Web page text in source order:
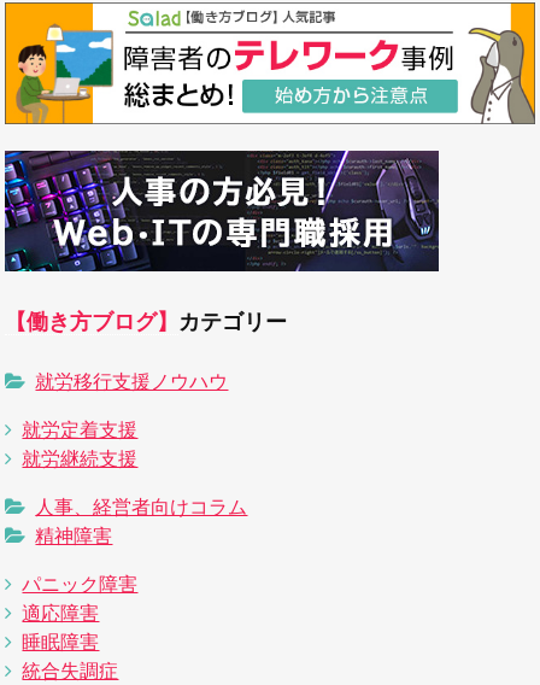
【働き方ブログ】 カテゴリー
就労移行支援ノウハウ
就労定着支援
就労継続支援
人事、経営者向けコラム
精神障害
パニック障害
適応障害
睡眠障害
統合失調症